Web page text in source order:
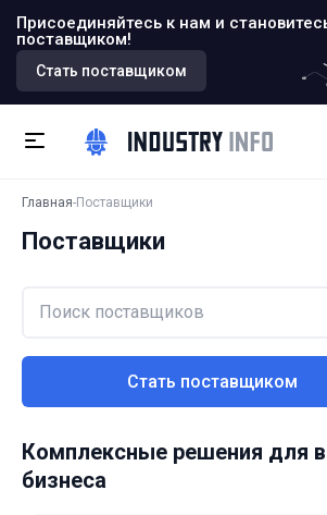
Присоединяйтесь к нам и
поставщиком!
Стать поставщиком
Главная Поставщики
Поставщики
Стать поставщиком
Комплексные решения для
бизнеса